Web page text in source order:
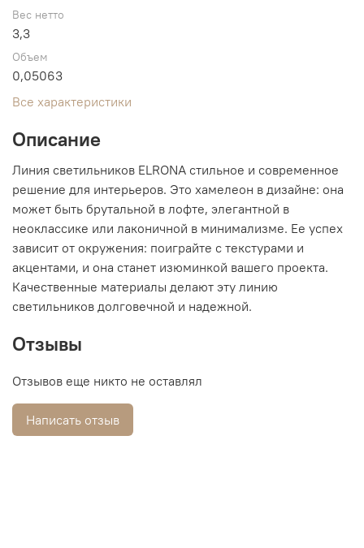
Вес нетто
3,3
Объем
0,05063
Все характеристики
Описание
Линия светильников ELRONA стильное и современное
решение для интерьеров. Это хамелеон в дизайне: она
может быть брутальной в лофте, элегантной в
неоклассике или лаконичной в минимализме. Ее успех
зависит от окружения: поиграйте с текстурами и
акцентами, и она станет изюминкой вашего проекта.
Качественные материалы делают эту линию
светильников долговечной и надежной.
Отзывы
Отзывов еще никто не оставлял
Написать отзыв